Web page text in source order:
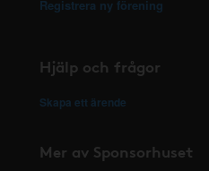
Registrera ny förening
Hjälp och frågor
Skapa ett ärende
Mer av Sponsorhuset